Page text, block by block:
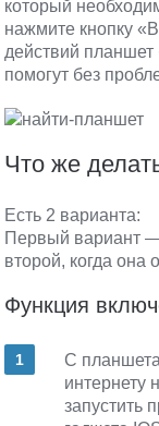
который
нажмите кнопку
действий планшет
помогут без
Что же
Есть 2 варианта:
Первый вариант
второй, когда она
Функция
С
интернету
запустить